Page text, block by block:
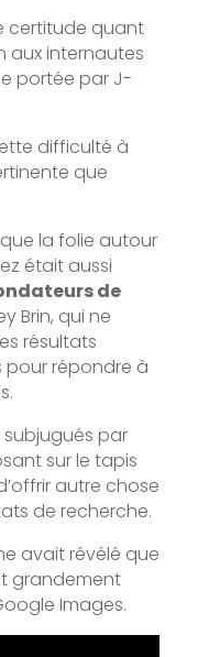
certitude quant
aux internautes
portée par J-
difficulté à
que
la folie autour
était aussi
de
Brin, qui ne
résultats
pour répondre à
par
sur le tapis
autre chose
de recherche.
avait révélé que
grandement
Images.